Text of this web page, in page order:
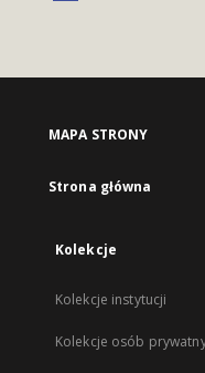
MAPA STRONY
Strona główna
Kolekcje
Kolekcje instytucji
Kolekcje osób